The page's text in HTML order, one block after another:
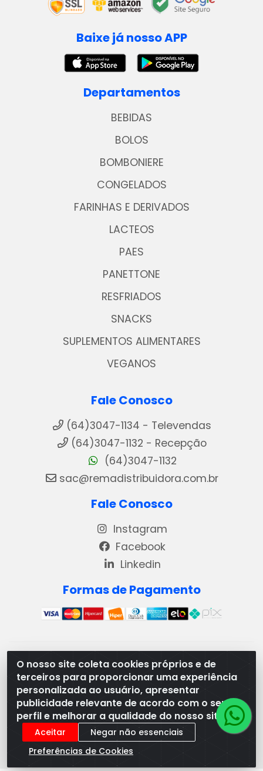
O nosso site coleta cookies próprios e de
terceiros para proporcionar uma experiência
personalizada ao usuário, apresentar
publicidade relevante de acordo com o seu
perfil e melhorar a qualidade do nosso site.
Aceitar
Negar não essenciais
Preferências de Cookies
Baixe já nosso APP
Departamentos
BEBIDAS
BOLOS
BOMBONIERE
CONGELADOS
FARINHAS E DERIVADOS
LACTEOS
PAES
PANETTONE
RESFRIADOS
SNACKS
SUPLEMENTOS ALIMENTARES
VEGANOS
Fale Conosco
(64)3047-1134 - Televendas
(64)3047-1132 - Recepção
(64)3047-1132
sac@remadistribuidora.com.br
Fale Conosco
Instagram
Facebook
Linkedin
Formas de Pagamento
REMA DISTRIBUIDORA E REPRESENTAÇÕES DE PRODUTOS
LACTEOS LTDA - VIA DPI 6 QD 4 LOTES 13 E 14, BAIRRO DPI
- MORRINHOS/GO - CEP:75.653-408 - CNPJ:
03.369.186/0001-49